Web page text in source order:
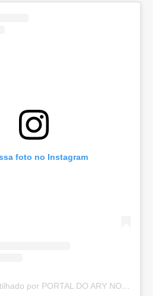
foto no Instagram
Um post compartilhado por PORTAL DO ARY NOTÍCIAS (@portaldoarynoticias)